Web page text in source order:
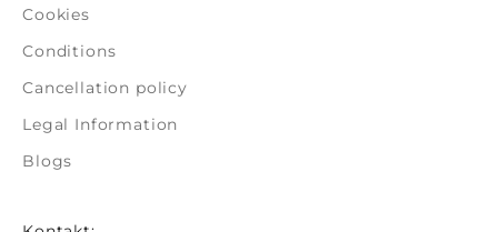
Cookies
Conditions
Cancellation policy
Legal Information
Blogs